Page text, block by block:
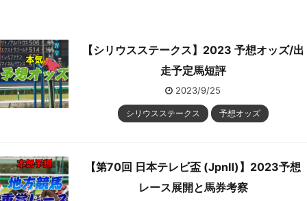
【シリウスステークス】2023 予想オッズ/出
走予定馬短評
2023/9/25
シリウスステークス 予想オッズ
【第70回 日本テレビ盃 (JpnⅡ)】2023予想
レース展開と馬券考察